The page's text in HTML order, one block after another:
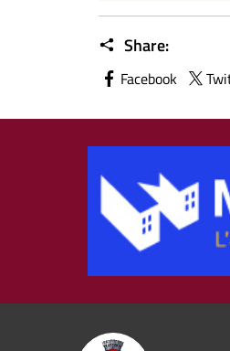
Share:
Facebook